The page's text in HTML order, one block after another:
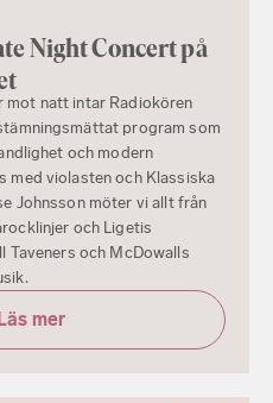
Night Concert på
mot natt intar Radiokören
program som
och modern
med violasten och Klassiska
Johnsson möter vi allt från
och Ligetis
Taveners och McDowalls
Läs mer